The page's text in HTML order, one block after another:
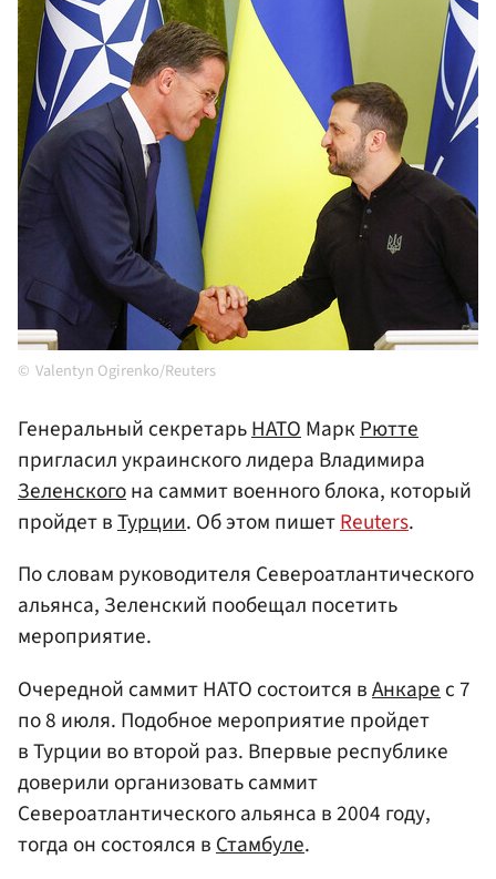
Valentyn Ogirenko/Reuters
Генеральный секретарьНАТОМаркРютте
пригласил украинского лидера Владимира
Зеленскогона саммит военного блока, который
пройдет вТурции. Об этом пишетReuters.
По словам руководителя Североатлантического
альянса, Зеленский пообещал посетить
мероприятие.
Очередной саммит НАТО состоится вАнкаре с 7
по 8 июля. Подобное мероприятие пройдет
в Турции во второй раз. Впервые республике
доверили организовать саммит
Североатлантического альянса в 2004 году,
тогда он состоялся в Стамбуле.